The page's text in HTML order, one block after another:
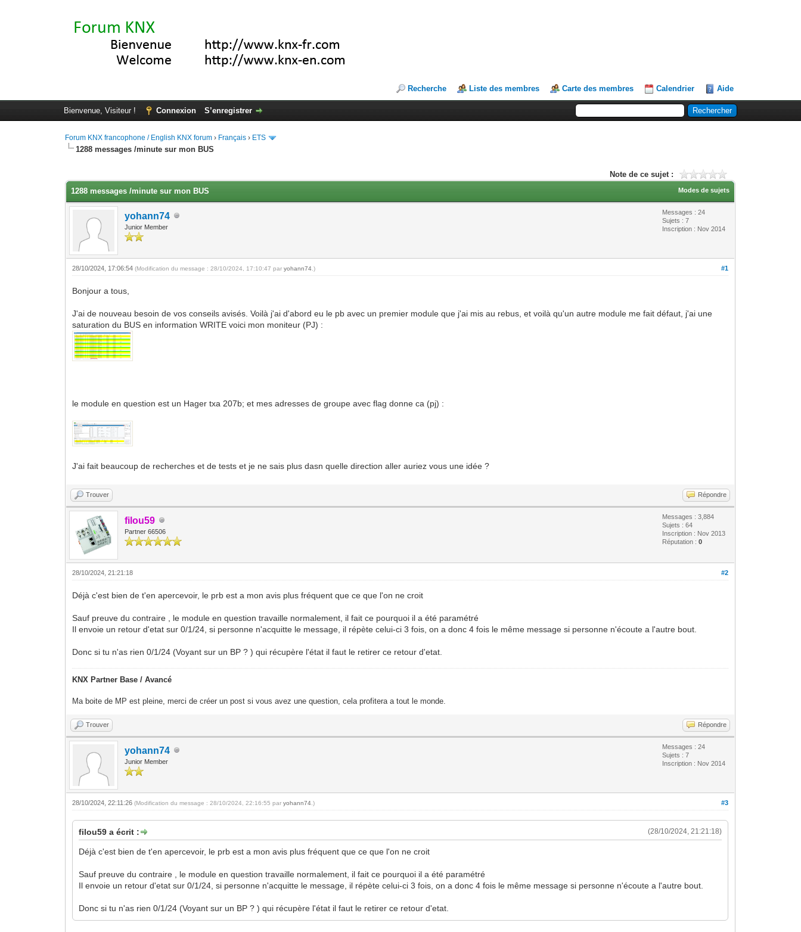
Recherche Liste des membres Carte des membres Calendrier Aide
Bienvenue, Visiteur ! Connexion S’enregistrer
Forum KNX francophone / English KNX forum › Français › ETS
1288 messages /minute sur mon BUS
Note de ce sujet :
Modes de sujets
1288 messages /minute sur mon BUS
yohann74
Junior Member
Messages : 24
Sujets : 7
Inscription : Nov 2014
#1
28/10/2024, 17:06:54(Modification du message : 28/10/2024, 17:10:47 paryohann74 .)
Bonjour a tous,
J'ai de nouveau besoin de vos conseils avisés. Voilà j'ai d'abord eu le pb avec un premier module que j'ai mis au rebus, et voilà qu'un autre module me fait défaut, j'ai une
saturation du BUS en information WRITE voici mon moniteur (PJ) :
le module en question est un Hager txa 207b; et mes adresses de groupe avec flag donne ca (pj) :
J'ai fait beaucoup de recherches et de tests et je ne sais plus dasn quelle direction aller auriez vous une idée ?
Trouver Répondre
filou59
Partner 66506
Messages : 3,884
Sujets : 64
Inscription : Nov 2013
Réputation :0
#2
28/10/2024, 21:21:18
Déjà c'est bien de t'en apercevoir, le prb est a mon avis plus fréquent que ce que l'on ne croit
Sauf preuve du contraire , le module en question travaille normalement, il fait ce pourquoi il a été paramétré
Il envoie un retour d'etat sur 0/1/24, si personne n'acquitte le message, il répète celui-ci 3 fois, on a donc 4 fois le même message si personne n'écoute a l'autre bout.
Donc si tu n'as rien 0/1/24 (Voyant sur un BP ? ) qui récupère l'état il faut le retirer ce retour d'etat.
KNX Partner Base / Avancé
Ma boite de MP est pleine, merci de créer un post si vous avez une question, cela profitera a tout le monde.
Trouver Répondre
yohann74
Junior Member
Messages : 24
Sujets : 7
Inscription : Nov 2014
#3
28/10/2024, 22:11:26(Modification du message : 28/10/2024, 22:16:55 paryohann74 .)
(28/10/2024, 21:21:18)
filou59 a écrit :
Déjà c'est bien de t'en apercevoir, le prb est a mon avis plus fréquent que ce que l'on ne croit
Sauf preuve du contraire , le module en question travaille normalement, il fait ce pourquoi il a été paramétré
Il envoie un retour d'etat sur 0/1/24, si personne n'acquitte le message, il répète celui-ci 3 fois, on a donc 4 fois le même message si personne n'écoute a l'autre bout.
Donc si tu n'as rien 0/1/24 (Voyant sur un BP ? ) qui récupère l'état il faut le retirer ce retour d'etat.